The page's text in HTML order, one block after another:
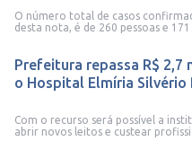
O número total de casos
desta nota, é de 260 pessoas e
Prefeitura repassa R$ 2,7
o Hospital Elmíria Silvério
Com o recurso será possível a
abrir novos leitos e custear